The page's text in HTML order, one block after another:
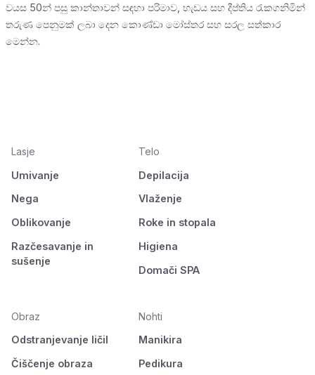
වයස 50න් පසු කාන්තාවන් සඳහා පරිමාව, හැඩය සහ දීප්තිය රැකගනිමින්
තරුණ පෙනුමක් ලබා දෙන කොණ්ඩා මෝස්තර සහ සරල සත්කාර
මෙන්න.
Lasje
Umivanje
Nega
Oblikovanje
Razčesavanje in
sušenje
Telo
Depilacija
Vlaženje
Roke in stopala
Higiena
Domači SPA
Obraz
Odstranjevanje ličil
Čiščenje obraza
Nohti
Manikira
Pedikura